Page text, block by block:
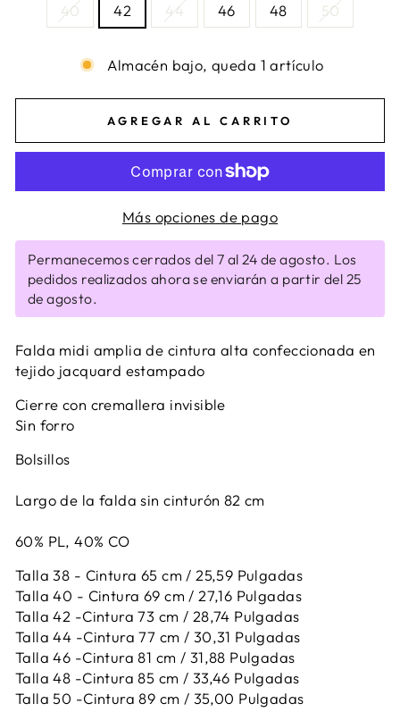
40 42 44 46 48 50
Almacén bajo, queda 1 artículo
AGREGAR AL CARRITO
Más opciones de pago
Permanecemos cerrados del 7 al 24 de agosto. Los
pedidos realizados ahora se enviarán a partir del 25
de agosto.
Falda midi amplia de cintura alta confeccionada en
tejido jacquard estampado
Cierre con cremallera invisible
Sin forro
Bolsillos
Largo de la falda sin cinturón 82 cm
60% PL, 40% CO
Talla 38 - Cintura 65 cm / 25,59 Pulgadas
Talla 40 - Cintura 69 cm / 27,16 Pulgadas
Talla 42 -Cintura 73 cm / 28,74 Pulgadas
Talla 44 -Cintura 77 cm / 30,31 Pulgadas
Talla 46 -Cintura 81 cm / 31,88 Pulgadas
Talla 48 -Cintura 85 cm / 33,46 Pulgadas
Talla 50 -Cintura 89 cm / 35,00 Pulgadas